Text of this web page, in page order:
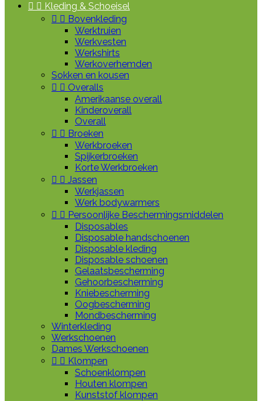
  Kleding & Schoeisel
  Bovenkleding
Werktruien
Werkvesten
Werkshirts
Werkoverhemden
Sokken en kousen
  Overalls
Amerikaanse overall
Kinderoverall
Overall
  Broeken
Werkbroeken
Spijkerbroeken
Korte Werkbroeken
  Jassen
Werkjassen
Werk bodywarmers
  Persoonlijke Beschermingsmiddelen
Disposables
Disposable handschoenen
Disposable kleding
Disposable schoenen
Gelaatsbescherming
Gehoorbescherming
Kniebescherming
Oogbescherming
Mondbescherming
Winterkleding
Werkschoenen
Dames Werkschoenen
  Klompen
Schoenklompen
Houten klompen
Kunststof klompen